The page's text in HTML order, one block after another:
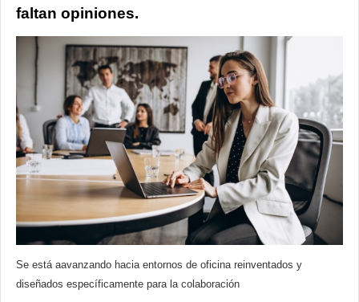
faltan opiniones.
Se está aavanzando hacia entornos de oficina reinventados y
diseñados específicamente para la colaboración